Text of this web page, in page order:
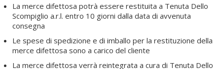
La merce difettosa potrà essere restituita a Tenuta Dello
Scompiglio a.r.l. entro 10 giorni dalla data di avvenuta
consegna
Le spese di spedizione e di imballo per la restituzione della
merce difettosa sono a carico del cliente
La merce difettosa verrà reintegrata a cura di Tenuta Dello